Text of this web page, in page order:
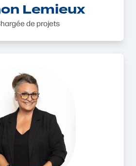
Lemieux
de projets